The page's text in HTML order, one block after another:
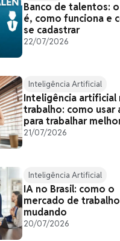
Banco de talentos:
é, como funciona e
se cadastrar
22/07/2026
Inteligência Artificial
Inteligência artificial
trabalho: como usar
para trabalhar
21/07/2026
Inteligência Artificial
IA no Brasil: como o
mercado de
mudando
20/07/2026